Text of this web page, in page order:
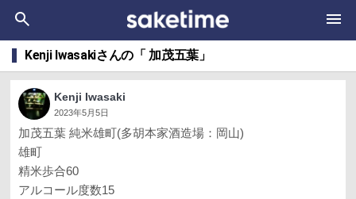
Kenji Iwasakiさんの「 加茂五葉」
Kenji Iwasaki
2023年5月5日
加茂五葉 純米雄町(多胡本家酒造場：岡山)
雄町
精米歩合60
アルコール度数15